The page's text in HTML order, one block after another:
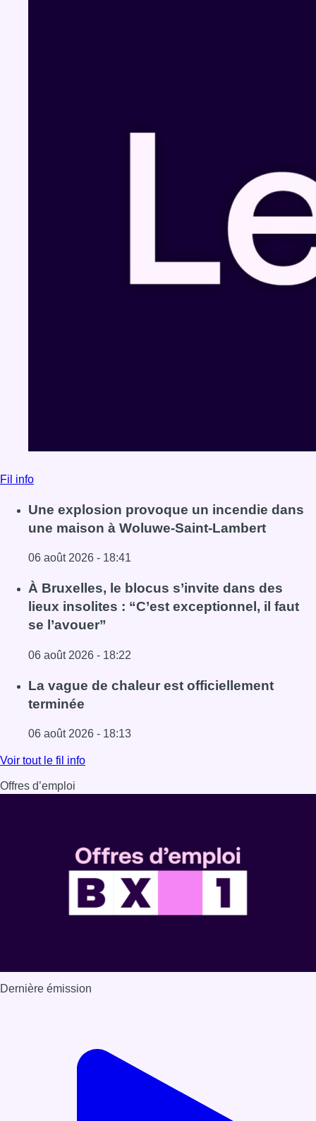
Fil info
Une explosion provoque un incendie dans
une maison à Woluwe-Saint-Lambert
06 août 2026 - 18:41
Lire l'article Une explosion provoque un incendie dans
À Bruxelles, le blocus s’invite dans des
lieux insolites : “C’est exceptionnel, il faut
se l’avouer”
06 août 2026 - 18:22
Lire l'article À Bruxelles, le blocus s’invite dans des lieux
La vague de chaleur est officiellement
terminée
06 août 2026 - 18:13
Lire l'article La vague de chaleur est officiellement
Voir tout le fil info
Offres d’emploi
Dernière émission